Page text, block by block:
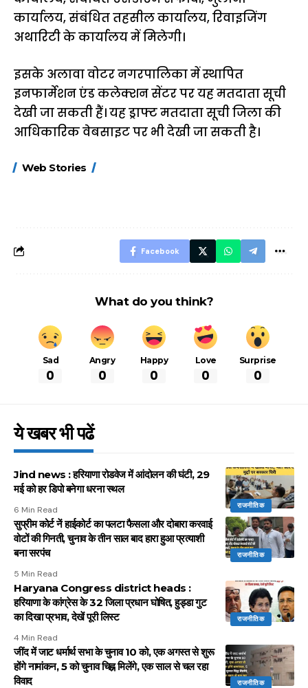
कार्यालय, संबंधित तहसील कार्यालय, रिवाइजिंग
अथारिटी के कार्यालय में मिलेगी।
इसके अलावा वोटर नगरपालिका में स्थापित
इनफार्मेशन एंड कलेक्शन सेंटर पर यह मतदाता सूची
देखी जा सकती हैं। यह ड्राफ्ट मतदाता सूची जिला की
आधिकारिक वेबसाइट पर भी देखी जा सकती है।
Web Stories
FASTag के ये नए
Facebook
What do you think?
Sad
0
Angry
0
Happy
0
Love
0
Surprise
0
ये खबर भी पढें
राजनीतिक
Jind news : हरियाणा रोडवेज में आंदोलन की घंटी, 29
मई को हर डिपो बनेगा धरना स्थल
6 Min Read
राजनीतिक
सुप्रीम कोर्ट नें हाईकोर्ट का पलटा फैसला और दोबारा करवाई
वोटों की गिनती, चुनाव के तीन साल बाद हारा हुआ प्रत्याशी
बना सरपंच
5 Min Read
राजनीतिक
Haryana Congress district heads :
हरियाणा के कांग्रेस के 32 जिला प्रधान घोषित, हुड्डा गुट
का दिखा प्रभाव, देखें पूरी लिस्ट
4 Min Read
राजनीतिक
जींद में जाट धर्मार्थ सभा के चुनाव 10 को, एक अगस्त से शुरू
होंगे नामांकन, 5 को चुनाव चिह्न मिलेंगे, एक साल से चल रहा
विवाद